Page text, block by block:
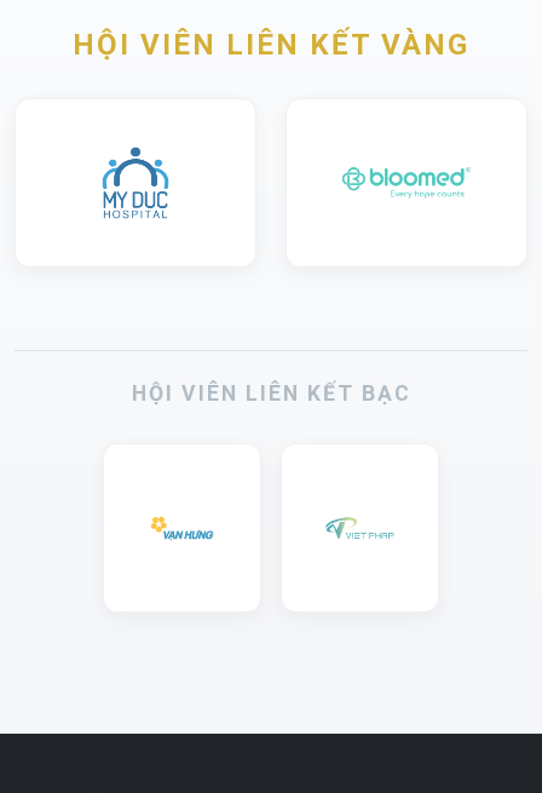
HỘI VIÊN LIÊN KẾT VÀNG
HỘI VIÊN LIÊN KẾT BẠC